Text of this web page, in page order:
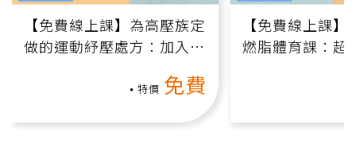
【免費線上課】為高壓族定
做的運動紓壓處方：加入行
特價 免費
【免費線上課
燃脂體育課：超